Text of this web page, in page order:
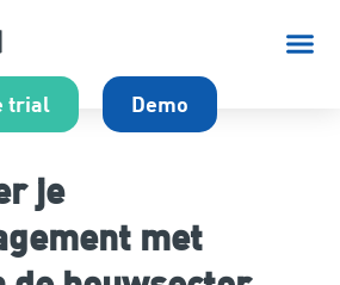
trial Demo
je
met